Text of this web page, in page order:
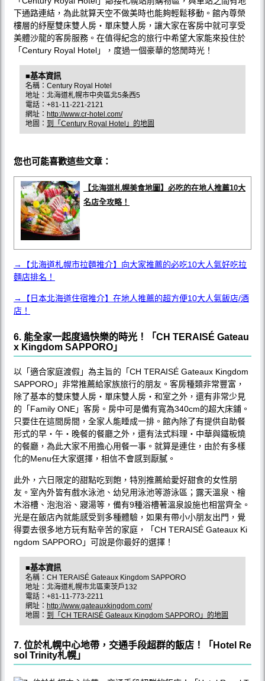
下通路連結，為此就算天空不做美時也能夠輕鬆移動。館內尊榮
樓層的紓壓雙床雙人房‧單床雙人房，讓大家在客房中就可享受
美體沙龍的客房服務。在值得紀念的旅行中希望大家能來投住於
「Century Royal Hotel」，度過一個豪華的悠閒時光！
■基本資訊
名稱：Century Royal Hotel
地址：北海道札幌市中央區北5条西5
電話：+81-11-221-2121
網址： http://www.cr-hotel.com/
地圖： 到「Century Royal Hotel」的地圖
您也可能喜歡這些文章：
【北海道札幌美食地圖】必吃的在地人推薦10大
名店全攻略！
→【北海道札幌市拉麵推介】向大家推薦的必吃10大人氣好吃拉
麵店排名！
→【日本北海道住宿推介】在地人推薦的超方便10大人氣飯店/酒
店！
6. 能全家一起度過快樂的時光！「CH TERAISÉ Gateau
x Kingdom SAPPORO」
以「適合家庭渡假」為主旨的「CH TERAISÉ Gateaux Kingdom
SAPPORO」非常推薦給家族旅行的朋友。客房種類非常豐富，
除了基本的雙床雙人房‧單床雙人房‧和室之外，還有非常少見
的「Family ONE」客房。房中可是備有寬為340cm的超大床鋪。
只要住在這間房間，全家人能睡成一排。館內除了有提供自助餐
形式的早‧午‧晚餐的餐廳之外，還有法式料理‧中華與鐵板燒
的餐廳，為此大家不用擔心用餐一事。就算是連住，由於有多樣
化的Menu任大家選擇，相信不會感到厭膩。
此外，六日限定的甜點吃到飽，特別推薦給愛好甜食的女性朋
友。室內外皆有戲水泳池、幼兒用泳池等游泳區；露天溫泉、檜
木浴槽、泡泡浴、寢湯等，備有9種浴槽著溫泉設施也相當齊全。
光是在飯店內就能感受到多種體驗，如果有帶小小朋友出門，覺
得要去很多地方玩有點辛苦的家庭，「CH TERAISÉ Gateaux Ki
ngdom SAPPORO」可說是你最好的選擇！
■基本資訊
名稱：CH TERAISÉ Gateaux Kingdom SAPPORO
地址：北海道札幌市北區東茨戶132
電話：+81-11-773-2211
網址： http://www.gateauxkingdom.com/
地圖： 到「CH TERAISÉ Gateaux Kingdom SAPPORO」的地圖
7. 位於札幌中心地帶，交通手段超群的飯店！「Hotel Re
sol Trinity札幌」